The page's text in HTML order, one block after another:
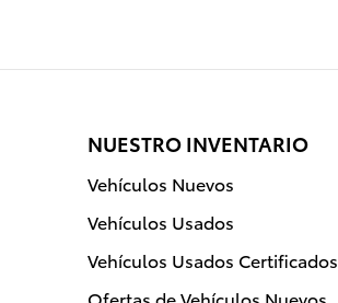
NUESTRO INVENTARIO
Vehículos Nuevos
Vehículos Usados
Vehículos Usados Certificados